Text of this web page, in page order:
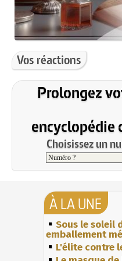
Vos réactions
Prolongez
encyclopédie
Choisissez un
À LA UNE
Sous le soleil
emballement
L'élite contre